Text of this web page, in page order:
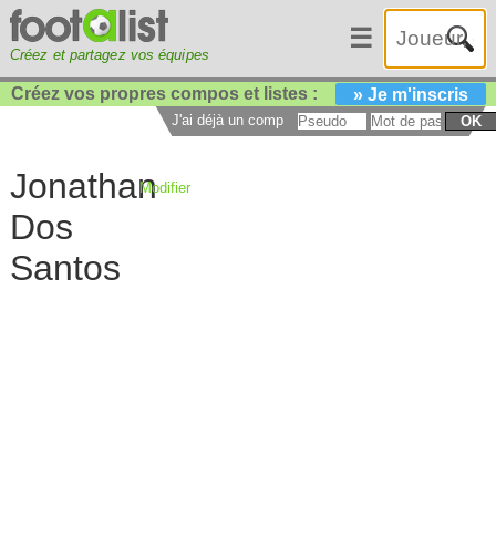
Créez et partagez vos équipes
☰
Créez vos propres compos et listes : » Je m'inscris
J'ai déjà un compte : OK
Jonathan
Dos
Santos
Modifier